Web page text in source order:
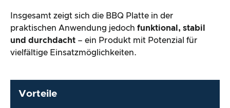
Insgesamt zeigt sich die BBQ Platte in der
praktischen Anwendung jedoch funktional, stabil
und durchdacht – ein Produkt mit Potenzial für
vielfältige Einsatzmöglichkeiten.
Vorteile